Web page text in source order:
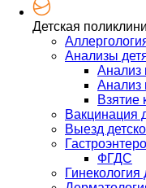
Детская
Анализы
Анализ
Анализ
Взятие
Вакцинация
Выезд
ФГДС
Гинекология